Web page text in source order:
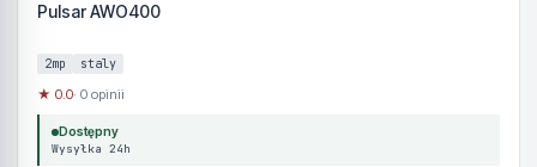
Pulsar AWO400
2mp staly
★ 0.0· 0 opinii
Dostępny
Wysyłka 24h